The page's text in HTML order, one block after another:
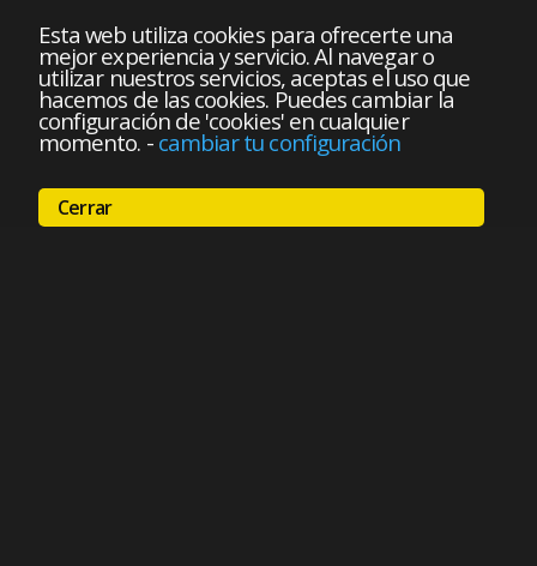
Esta web utiliza cookies para ofrecerte una
mejor experiencia y servicio. Al navegar o
utilizar nuestros servicios, aceptas el uso que
hacemos de las cookies. Puedes cambiar la
configuración de 'cookies' en cualquier
momento. - cambiar tu configuración
Cerrar